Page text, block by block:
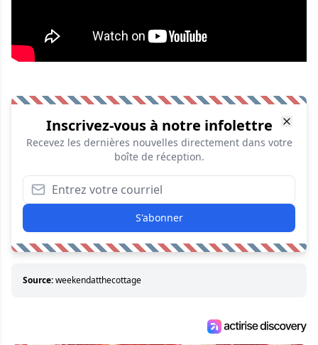
Inscrivez-vous à notre infolettre
Recevez les dernières nouvelles directement dans votre
boîte de réception.
S'abonner
Source:weekendatthecottage